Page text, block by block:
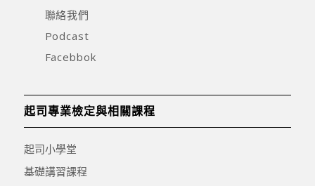
聯絡我們
Podcast
Facebbok
起司專業檢定與相關課程
起司小學堂
基礎講習課程